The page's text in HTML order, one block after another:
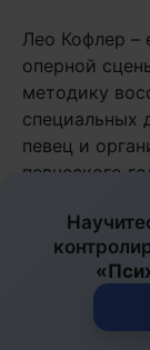
Лео Кофлер –
оперной
методику
специальных
певец и
певческого
бессильна
за дело сам.
Он
методику, с